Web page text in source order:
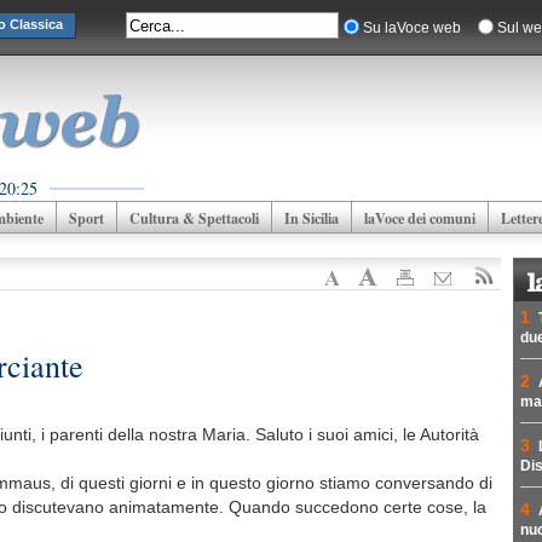
Classica Su laVoce web Sul
Sport Cultura & Spettacoli In Sicilia laVoce dei comuni
i parenti della nostra Maria. Saluto i suoi amici, le Autorità
di questi giorni e in questo giorno stiamo conversando di
discutevano animatamente. Quando succedono certe cose, la
1
2
3
4